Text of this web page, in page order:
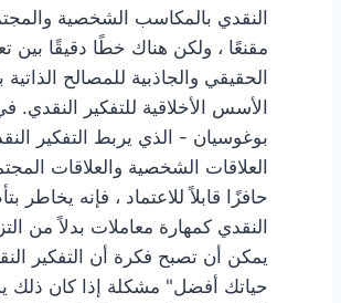
النقدي بالمكاسب الشخصية
مقنعًا ، ولكن هناك خطًا دقيقًا بين
الحقيقي والجاذبية للمصالح
الأسس الأخلاقية للتفكير النقدي.
بوغوسيان - الذي يربط التفكير
العلاقات الشخصية والعلاقات
حافزًا قابلاً للاعتماد ، فإنه يخاطر
النقدي كمهارة معاملات بدلاً من
يمكن أن تصبح فكرة أن التفكير
حياتك أفضل" مشكلة إذا كان ذلك